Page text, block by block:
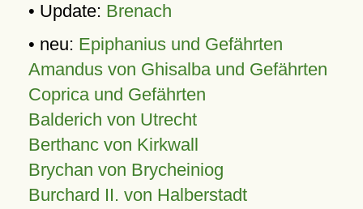
• Update: Brenach
• neu: Epiphanius und Gefährten
Amandus von Ghisalba und Gefährten
Coprica und Gefährten
Balderich von Utrecht
Berthanc von Kirkwall
Brychan von Brycheiniog
Burchard II. von Halberstadt